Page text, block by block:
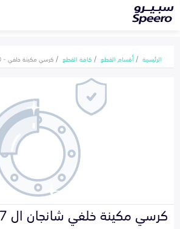
الرئيسية أقسام القطع كافة القطع كرسي مكينة خلفي - B511F2101010300
كرسي مكينة خلفي شانجان ال 7 2020-2023